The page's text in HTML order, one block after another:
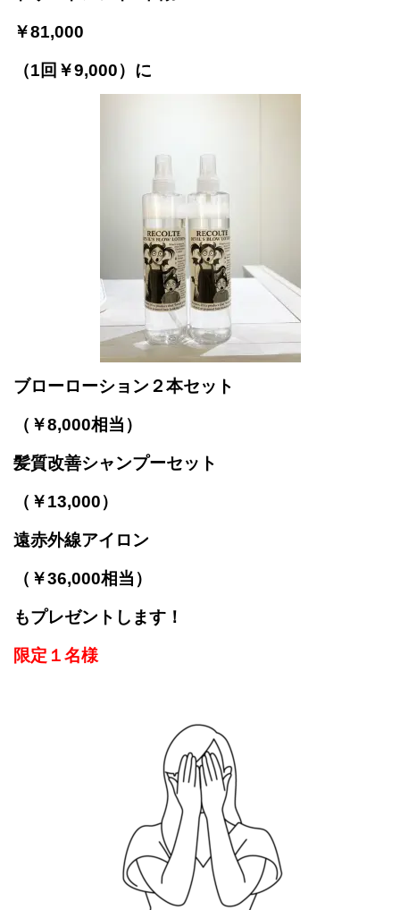
￥81,000
（1回￥9,000）に
ブローローション２本セット
（￥8,000相当）
髪質改善シャンプーセット
（￥13,000）
遠赤外線アイロン
（￥36,000相当）
もプレゼントします！
限定１名様